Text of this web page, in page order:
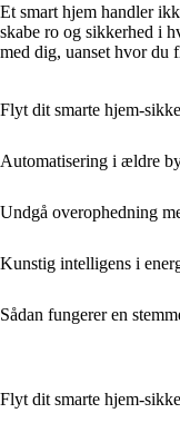
Et smart hjem handler
skabe ro og sikkerhed i
med dig, uanset hvor du
Flyt dit smarte hjem-
Automatisering i ældre
Undgå overophedning
Kunstig intelligens i
Sådan fungerer en
Flyt dit smarte hjem-